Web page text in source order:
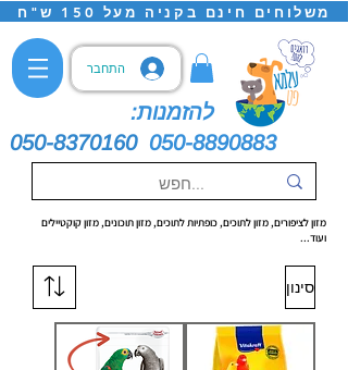
משלוחים חינם בקניה מעל 150 ש"ח
התחבר
להזמנות:
050-8370160 050-8890883
מזון לציפורים, מזון לתוכים, כופתיות לתוכים, מזון תוכונים, מזון קוקטיילים
ועוד...
סינון